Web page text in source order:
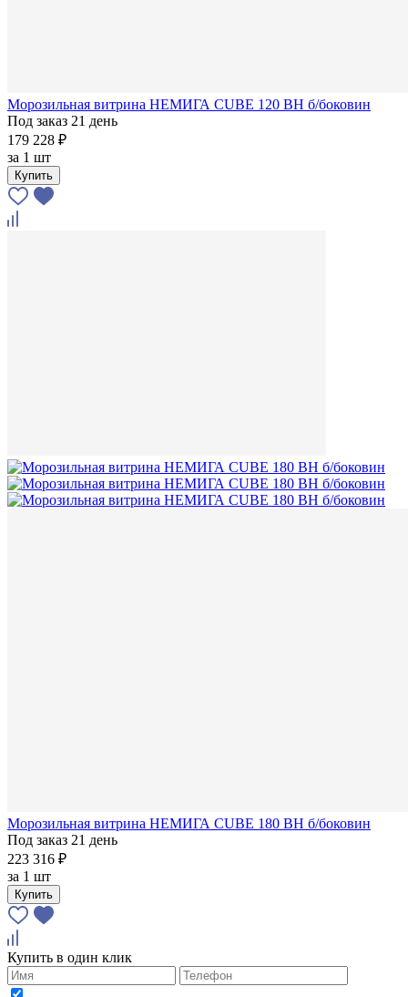
Морозильная витрина НЕМИГА CUBE 120 ВН б/боковин
Под заказ 21 день
179 228 ₽
за 1 шт
Купить
Морозильная витрина НЕМИГА CUBE 180 ВН б/боковин
Под заказ 21 день
223 316 ₽
за 1 шт
Купить
Купить в один клик